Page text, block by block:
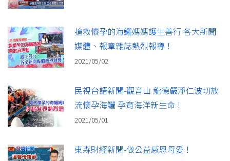
搶救懷孕的海鱺媽媽護生善行 各大新聞
媒體、報章雜誌熱烈報導！
2021/05/02
民視台語新聞-觀音山 龍德嚴淨仁波切放
流懷孕海鱺 孕育海洋新生命！
2021/05/01
東森財經新聞-做公益感恩母愛！